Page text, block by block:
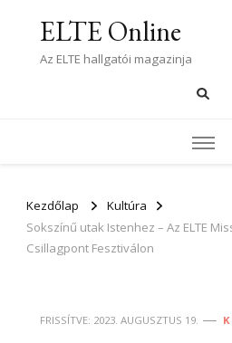
ELTE Online
Az ELTE hallgatói magazinja
Kezdőlap
Kultúra
Sokszínű utak Istenhez – Az ELTE
Csillagpont Fesztiválon
FRISSÍTVE: 2023. AUGUSZTUS 19.